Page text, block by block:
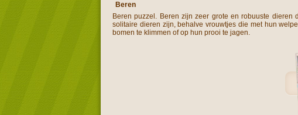
Beren
Beren puzzel. Beren zijn zeer grote en robuuste
solitaire dieren zijn, behalve vrouwtjes die met hun
bomen te klimmen of op hun prooi te jagen.